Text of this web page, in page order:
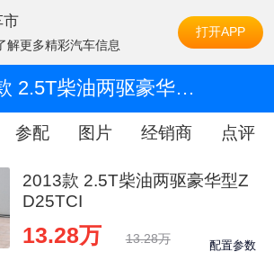
市
解更多精彩汽车信息
打开APP
2013款 2.5T柴油两驱豪华型ZD25TCI
参配 图片 经销商 点评
2013款 2.5T柴油两驱豪华型Z
D25TCI
13.28万 13.28万 配置参数